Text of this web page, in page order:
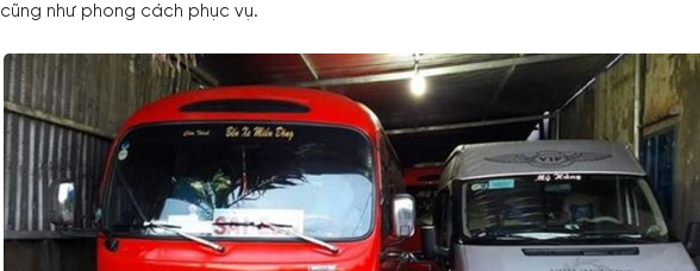
cũng như phong cách phục vụ.